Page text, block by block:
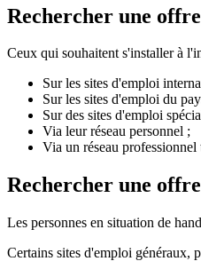
Rechercher une
Ceux qui souhaitent s'installer à
Sur les sites d'emploi
Sur les sites d'emploi du
Sur des sites d'emploi
Via leur réseau personnel ;
Via un réseau
Rechercher une
Les personnes en situation de
Certains sites d'emploi généraux,